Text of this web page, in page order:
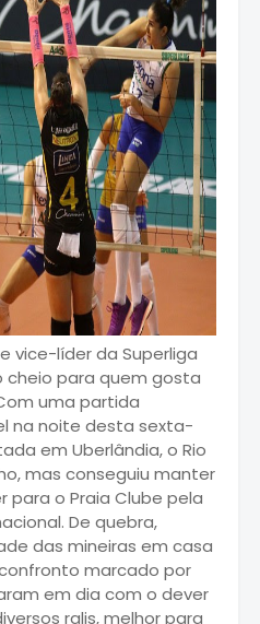
vice-líder da Superliga
cheio para quem gosta
uma partida
na noite desta sexta-
em Uberlândia, o Rio
mas conseguiu manter
para o Praia Clube pela
De quebra,
das mineiras em casa
marcado por
em dia com o dever
ralis, melhor para